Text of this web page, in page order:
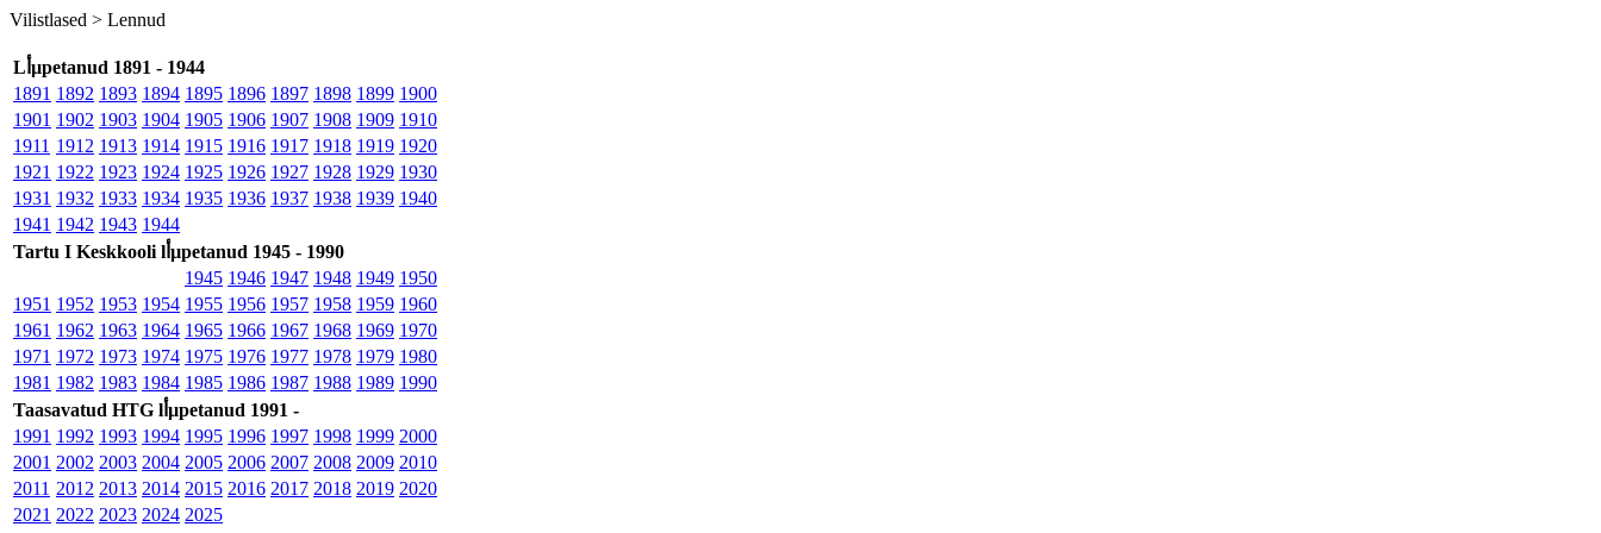
Vilistlased > Lennud
Lأµpetanud 1891 - 1944
1891 1892 1893 1894 1895 1896 1897 1898 1899 1900
1901 1902 1903 1904 1905 1906 1907 1908 1909 1910
1911 1912 1913 1914 1915 1916 1917 1918 1919 1920
1921 1922 1923 1924 1925 1926 1927 1928 1929 1930
1931 1932 1933 1934 1935 1936 1937 1938 1939 1940
1941 1942 1943 1944
Tartu I Keskkooli lأµpetanud 1945 - 1990
1945 1946 1947 1948 1949 1950
1951 1952 1953 1954 1955 1956 1957 1958 1959 1960
1961 1962 1963 1964 1965 1966 1967 1968 1969 1970
1971 1972 1973 1974 1975 1976 1977 1978 1979 1980
1981 1982 1983 1984 1985 1986 1987 1988 1989 1990
Taasavatud HTG lأµpetanud 1991 -
1991 1992 1993 1994 1995 1996 1997 1998 1999 2000
2001 2002 2003 2004 2005 2006 2007 2008 2009 2010
2011 2012 2013 2014 2015 2016 2017 2018 2019 2020
2021 2022 2023 2024 2025